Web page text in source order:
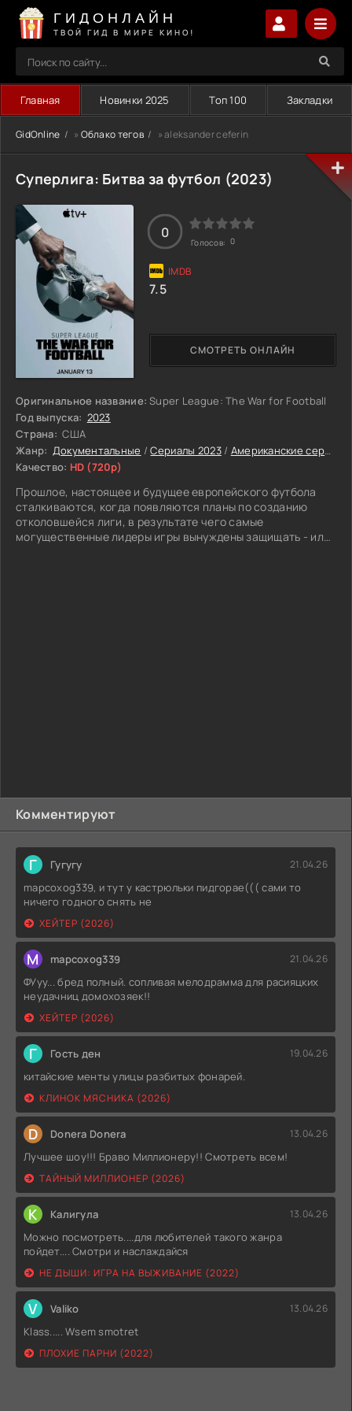
ГИДОНЛАЙН
ТВОЙ ГИД В МИРЕ КИНО!
Главная Новинки 2025 Топ 100 Закладки
Комментируют
Г Гугугу 21.04.26
mapcoxog339, и тут у кастрюльки пидгорае((( сами то
ничего годного снять не
ХЕЙТЕР (2026)
M mapcoxog339 21.04.26
ФУуу... бред полный. сопливая мелодрамма для расияцких
неудачниц домохозяек!!
ХЕЙТЕР (2026)
Г Гость ден 19.04.26
китайские менты улицы разбитых фонарей.
КЛИНОК МЯСНИКА (2026)
D Donera Donera 13.04.26
Лучшее шоу!!! Браво Миллионеру!! Смотреть всем!
ТАЙНЫЙ МИЛЛИОНЕР (2026)
К Калигула 13.04.26
Можно посмотреть....для любителей такого жанра
пойдет.... Смотри и наслаждайся
НЕ ДЫШИ: ИГРА НА ВЫЖИВАНИЕ (2022)
V Valiko 13.04.26
Klass..... Wsem smotret
ПЛОХИЕ ПАРНИ (2022)
GidOnline » Облако тегов » aleksander ceferin
Суперлига: Битва за футбол (2023)
Оригинальное название: Super League: The War for Football
Год выпуска: 2023
Страна: США
Жанр: Документальные /Сериалы 2023/ Американские сериалы
Качество: HD (720p)
Прошлое, настоящее и будущее европейского футбола
сталкиваются, когда появляются планы по созданию
отколовшейся лиги, в результате чего самые
могущественные лидеры игры вынуждены защищать - или
СМОТРЕТЬ ОНЛАЙН
0
Голосов: 0
7.5